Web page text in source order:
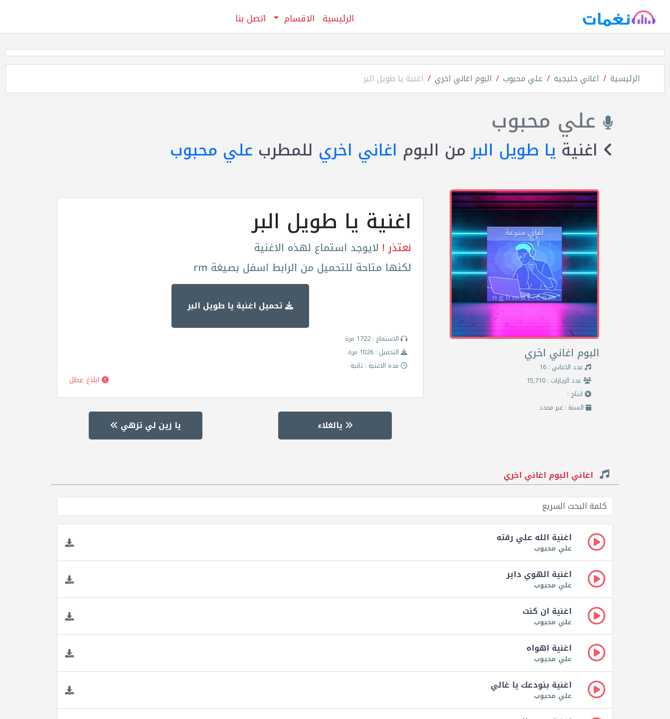
الرئيسية الاقسام اتصل بنا
الرئيسية اغاني خليجيه علي محبوب البوم اغاني اخري اغنية يا طويل البر
علي محبوب
اغنية يا طويل البرمن البوم اغاني اخري للمطرب علي محبوب
البوم اغاني اخري
عدد الاغاني : 16
عدد الزيارات : 15,710
انتاج :
السنة : غير محدد
اغنية يا طويل البر
نعتذر ! لايوجد استماع لهذه الاغنية
لكنها متاحة للتحميل من الرابط اسفل بصيغة rm
تحميل اغنية يا طويل البر
الاستماع : 1722 مرة
التحميل : 1026 مرة
مدة الاغنية : ثانية
ابلاغ عطل
يالغلاء يا زين لي تزهي
اغاني البوم اغاني اخري
اغنية الله علي رقته
علي محبوب
اغنية الهوي داير
علي محبوب
اغنية ان كنت
علي محبوب
اغنية اهواه
علي محبوب
اغنية بنودعك يا غالي
علي محبوب